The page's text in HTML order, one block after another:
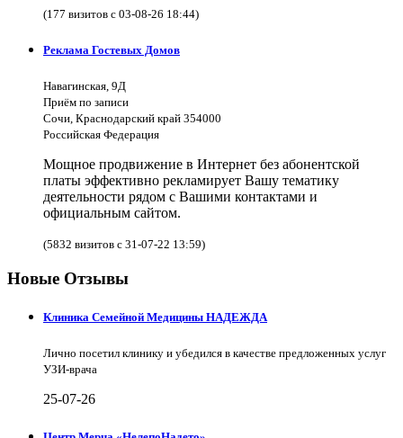
(177 визитов с 03-08-26 18:44)
Реклама Гостевых Домов
Навагинская, 9Д
Приём по записи
Сочи, Краснодарский край 354000
Российская Федерация
Мощное продвижение в Интернет без абонентской
платы эффективно рекламирует Вашу тематику
деятельности рядом с Вашими контактами и
официальным сайтом.
(5832 визитов с 31-07-22 13:59)
Новые Отзывы
Клиника Семейной Медицины НАДЕЖДА
Лично посетил клинику и убедился в качестве предложенных услуг
УЗИ-врача
25-07-26